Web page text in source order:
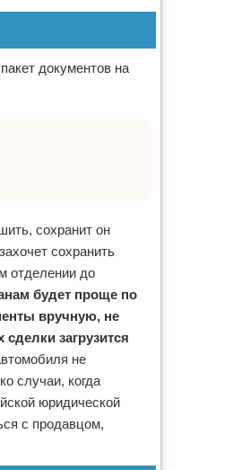
документов на
сохранит он
сохранить
отделении до
будет проще по
вручную, не
загрузится
не
случаи, когда
юридической
с продавцом,